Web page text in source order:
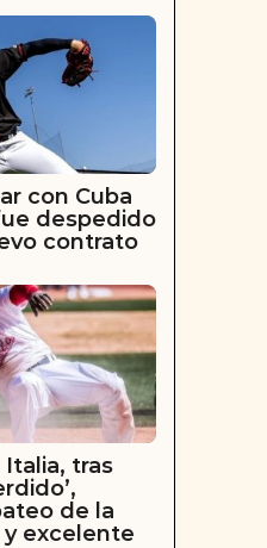
con Cuba
despedido
contrato
Italia, tras
de la
y excelente